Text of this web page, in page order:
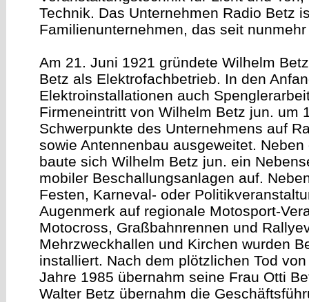
Technik. Das Unternehmen Radio Betz
Familienunternehmen, das seit
Am 21. Juni 1921 gründete Wilhelm
Betz als Elektrofachbetrieb. In den
Elektroinstallationen auch
Firmeneintritt von Wilhelm Betz jun. um
Schwerpunkte des Unternehmens auf
sowie Antennenbau ausgeweitet.
baute sich Wilhelm Betz jun. ein
mobiler Beschallungsanlagen auf.
Festen, Karneval- oder
Augenmerk auf regionale Motosport-
Motocross, Graßbahnrennen und
Mehrzweckhallen und Kirchen wurden
installiert. Nach dem plötzlichen Tod
Jahre 1985 übernahm seine Frau Otti
Walter Betz übernahm die